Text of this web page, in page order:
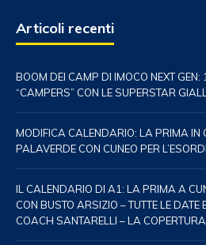
Articoli recenti
BOOM DEI CAMP DI IMOCO NEXT GEN:
“CAMPERS” CON LE SUPERSTAR
MODIFICA CALENDARIO: LA PRIMA IN
PALAVERDE CON CUNEO PER
IL CALENDARIO DI A1: LA PRIMA A
CON BUSTO ARSIZIO – TUTTE LE DATE
COACH SANTARELLI – LA